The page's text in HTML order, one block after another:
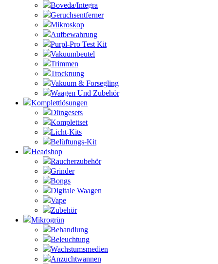
Boveda/Integra
Geruchsentferner
Mikroskop
Aufbewahrung
Purpl-Pro Test Kit
Vakuumbeutel
Trimmen
Trocknung
Vakuum & Forsegling
Waagen Und Zubehör
Komplettlösungen
Düngesets
Komplettset
Licht-Kits
Belüftungs-Kit
Headshop
Raucherzubehör
Grinder
Bongs
Digitale Waagen
Vape
Zubehör
Mikrogrün
Behandlung
Beleuchtung
Wachstumsmedien
Anzuchtwannen